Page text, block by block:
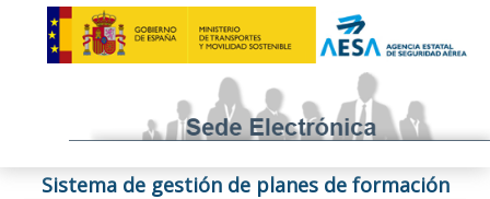
Sistema de gestión de planes de formación